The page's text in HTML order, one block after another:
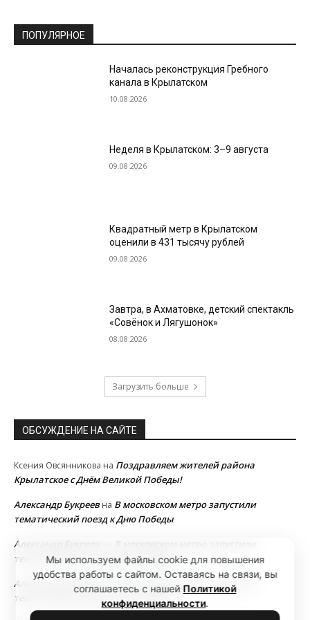
ПОПУЛЯРНОЕ
Началась реконструкция Гребного
канала в Крылатском
10.08.2026
Неделя в Крылатском: 3–9 августа
09.08.2026
Квадратный метр в Крылатском
оценили в 431 тысячу рублей
09.08.2026
Завтра, в Ахматовке, детский спектакль
«Совёнок и Лягушонок»
08.08.2026
Загрузить больше
ОБСУЖДЕНИЕ НА САЙТЕ
Ксения Овсянникова на Поздравляем жителей района
Крылатское с Днём Великой Победы!
Александр Букреевна В московском метро запустили
тематический поезд к Дню Победы
Александр Букреев
тематический поезд к Дню Победы
Александр Букреев
В московском метро запустили
тематический поезд к Дню Победы
Мы используем файлы cookie для повышения
удобства работы с сайтом. Оставаясь на связи, вы
соглашаетесь с нашей Политикой
конфиденциальности.